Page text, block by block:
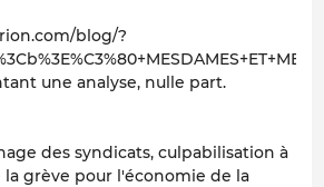
blog/?
une analyse, nulle part.
des syndicats, culpabilisation à
grève pour l'économie de la